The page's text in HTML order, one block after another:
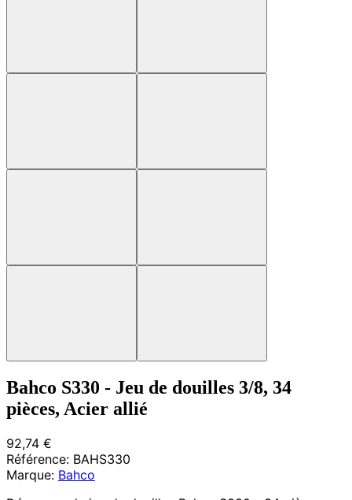
Bahco S330 - Jeu de douilles 3/8, 34
pièces, Acier allié
92,74 €
Référence: BAHS330
Marque: Bahco